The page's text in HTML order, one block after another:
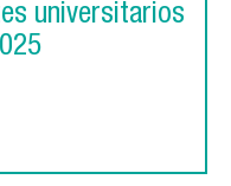
universitarios